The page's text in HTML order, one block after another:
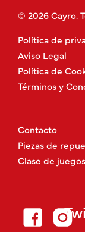
© 2026 Cayro.
Política de
Aviso Legal
Política de
Términos y
Contacto
Piezas de
Clase de juegos